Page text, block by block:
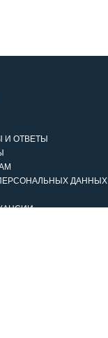
И ОТВЕТЫ
ДАННЫХ